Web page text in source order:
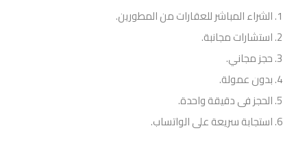
الشراء المباشر للعقارات من المطورين.
استشارات مجانبة.
حجز مجاني.
بدون عمولة.
الحجز فى دقيقة واحدة.
استجابة سريعة على الواتساب.